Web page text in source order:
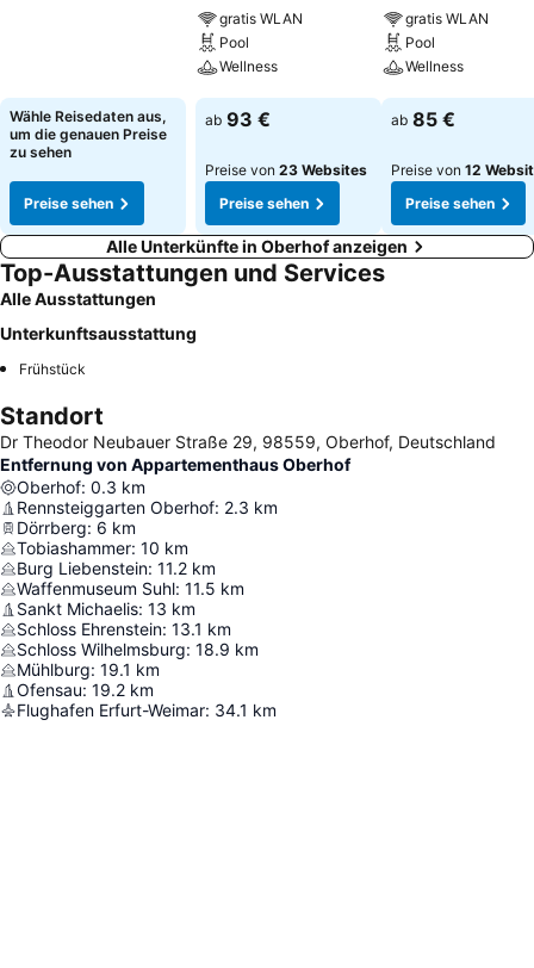
Wähle Reisedaten aus,
um die genauen Preise
zu sehen
Preise sehen
gratis WLAN
Pool
Wellness
Preise sehen
ab 93 €
Preise von 23 Websites
Preise sehen
gratis WLAN
Pool
Wellness
Preise sehen
ab 85 €
Preise von 12
Preise sehen
Alle Unterkünfte in Oberhof anzeigen
Top-Ausstattungen und Services
Alle Ausstattungen
Unterkunftsausstattung
Frühstück
Standort
Dr Theodor Neubauer Straße 29, 98559, Oberhof, Deutschland
Entfernung von Appartementhaus Oberhof
Oberhof: 0.3 km
Rennsteiggarten Oberhof: 2.3 km
Dörrberg: 6 km
Tobiashammer: 10 km
Burg Liebenstein: 11.2 km
Waffenmuseum Suhl: 11.5 km
Sankt Michaelis: 13 km
Schloss Ehrenstein: 13.1 km
Schloss Wilhelmsburg: 18.9 km
Mühlburg: 19.1 km
Ofensau: 19.2 km
Flughafen Erfurt-Weimar: 34.1 km